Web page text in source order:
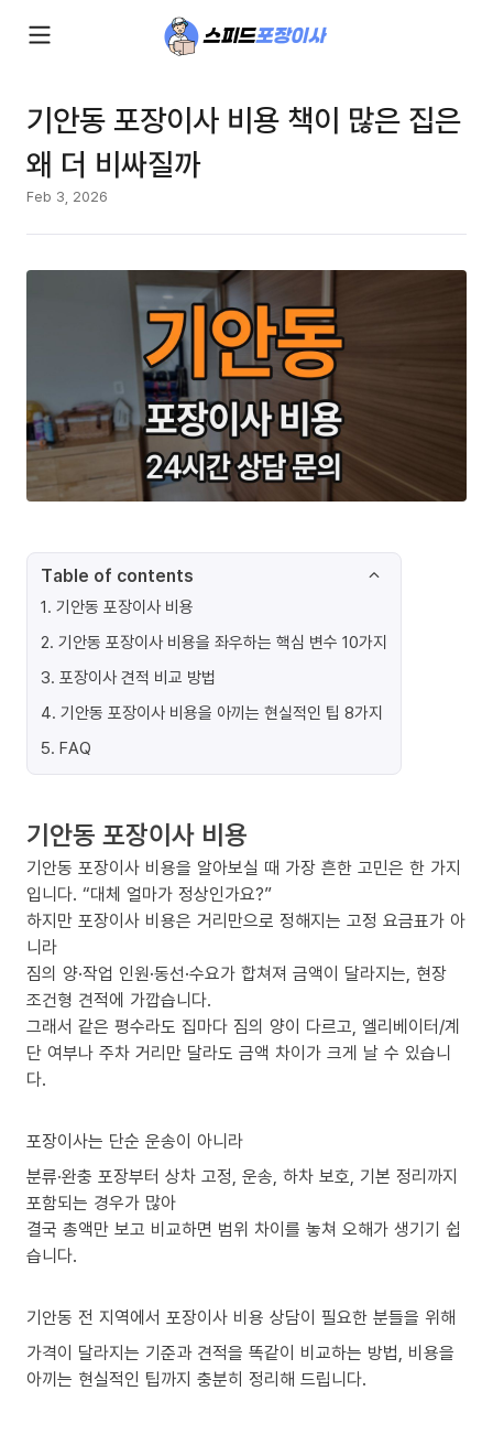
기안동 포장이사 비용 책이 많은 집은
왜 더 비싸질까
Feb 3, 2026
Table of contents
1. 기안동 포장이사 비용
2. 기안동 포장이사 비용을 좌우하는 핵심 변수 10가지
3. 포장이사 견적 비교 방법
4. 기안동 포장이사 비용을 아끼는 현실적인 팁 8가지
5. FAQ
기안동 포장이사 비용
기안동 포장이사 비용을 알아보실 때 가장 흔한 고민은 한 가지
입니다. “대체 얼마가 정상인가요?”
하지만 포장이사 비용은 거리만으로 정해지는 고정 요금표가 아
니라
짐의 양·작업 인원·동선·수요가 합쳐져 금액이 달라지는, 현장
조건형 견적에 가깝습니다.
그래서 같은 평수라도 집마다 짐의 양이 다르고, 엘리베이터/계
단 여부나 주차 거리만 달라도 금액 차이가 크게 날 수 있습니
다.
포장이사는 단순 운송이 아니라
분류·완충 포장부터 상차 고정, 운송, 하차 보호, 기본 정리까지
포함되는 경우가 많아
결국 총액만 보고 비교하면 범위 차이를 놓쳐 오해가 생기기 쉽
습니다.
기안동 전 지역에서 포장이사 비용 상담이 필요한 분들을 위해
가격이 달라지는 기준과 견적을 똑같이 비교하는 방법, 비용을
아끼는 현실적인 팁까지 충분히 정리해 드립니다.